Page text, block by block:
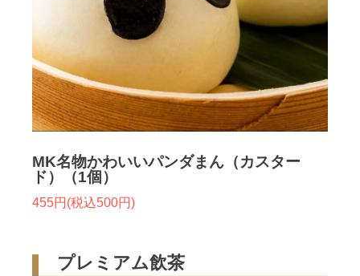
MK名物かわいいパンダまん（カスター
ド）（1個）
455円(税込500円)
プレミアム飲茶